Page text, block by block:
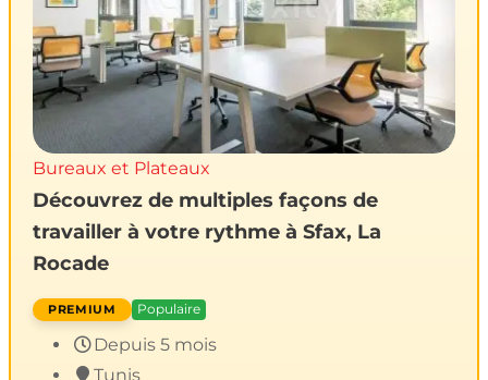
Bureaux et Plateaux
Découvrez de multiples façons de
travailler à votre rythme à Sfax, La
Rocade
Populaire
Depuis 5 mois
Tunis